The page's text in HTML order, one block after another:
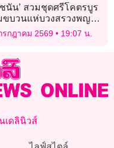
ชนัน’ สวมชุดศรีโคตรบูร
ขบวนแห่บวงสรวงพญา
ตตนาคราช
รกฎาคม 2569 19:07 น.
เดลินิวส์